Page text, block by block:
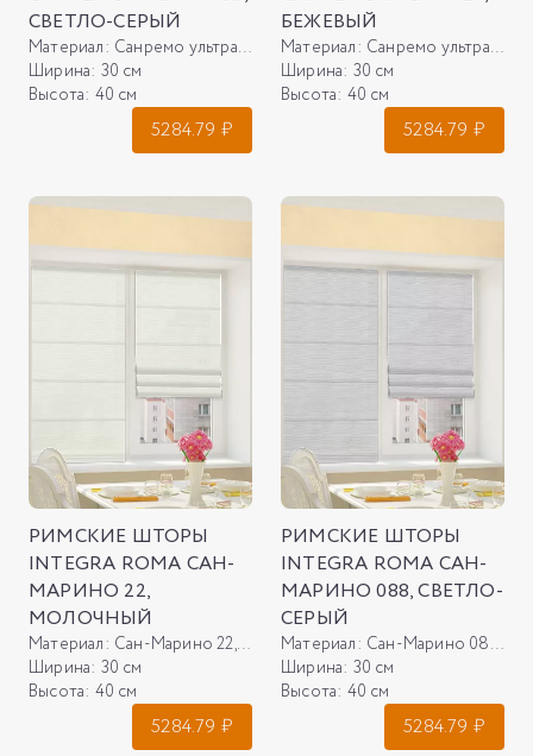
СВЕТЛО-СЕРЫЙ
Материал: Санремо ультра 088, светло-серый
Ширина: 30 см
Высота: 40 см
5284.79 ₽
БЕЖЕВЫЙ
Материал: Санремо ультра 29, бежевый
Ширина: 30 см
Высота: 40 см
5284.79 ₽
РИМСКИЕ ШТОРЫ
INTEGRA ROMA САН-
МАРИНО 22,
МОЛОЧНЫЙ
Материал: Сан-Марино 22, молочный
Ширина: 30 см
Высота: 40 см
5284.79 ₽
РИМСКИЕ ШТОРЫ
INTEGRA ROMA САН-
МАРИНО 088, СВЕТЛО-
СЕРЫЙ
Материал: Сан-Марино 088, светло-серый
Ширина: 30 см
Высота: 40 см
5284.79 ₽